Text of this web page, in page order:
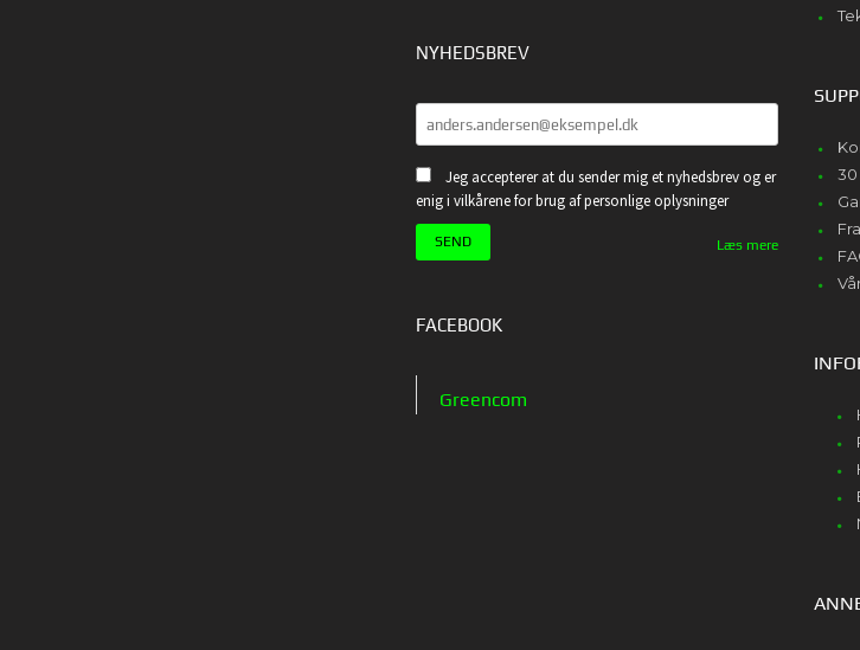
NYHEDSBREV
Jeg accepterer at du sender mig et nyhedsbrev og er
enig i vilkårene for brug af personlige oplysninger
Læs mere
FACEBOOK
Greencom